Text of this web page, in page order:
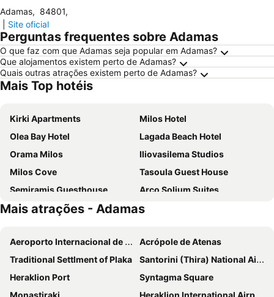
Adamas, 84801,
Site oficial
Perguntas frequentes sobre Adamas
O que faz com que Adamas seja popular em Adamas?
Que alojamentos existem perto de Adamas?
Quais outras atrações existem perto de Adamas?
Mais Top hotéis
Kirki Apartments
Milos Hotel
Olea Bay Hotel
Lagada Beach Hotel
Orama Milos
Iliovasilema Studios
Milos Cove
Tasoula Guest House
Semiramis Guesthouse
Arco Solium Suites
Galini Hotel
Golden Milos Beach House by Domotel
Hotel Ostria
Vigles
Capetan Giorgantas
Hotel Ippocampos Studios
Hotel Meltemi
Afroessa Milos
Mais atrações - Adamas
Aeroporto Internacional de Atenas
Acrópole de Atenas
Traditional Settlment of Plaka
Santorini (Thira) National Airport
Heraklion Port
Syntagma Square
Monastiraki
Heraklion International Airport